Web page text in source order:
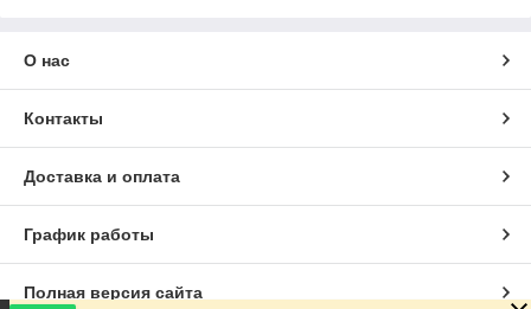
О нас
Контакты
Доставка и оплата
График работы
Полная версия сайта